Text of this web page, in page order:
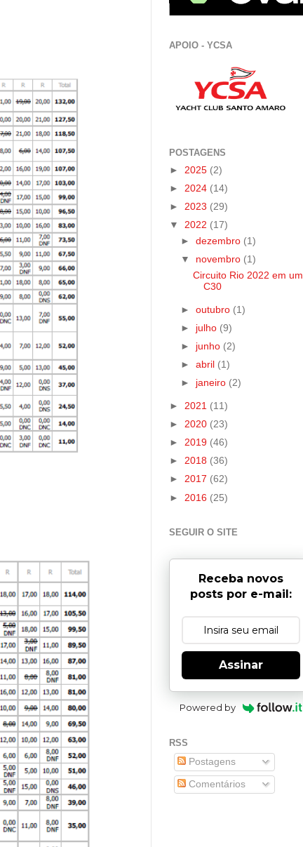
APOIO - YCSA
POSTAGENS
► 2025 (2)
► 2024 (14)
► 2023 (29)
▼ 2022 (17)
►dezembro (1)
▼ novembro (1)
Circuito Rio 2022 em um
C30
►outubro (1)
► julho (9)
► junho (2)
►abril (1)
► janeiro (2)
► 2021 (11)
► 2020 (23)
► 2019 (46)
► 2018 (36)
► 2017 (62)
► 2016 (25)
SEGUIR O SITE
Receba novos
posts por e-mail:
Assinar
Powered by
RSS
Postagens
Comentários